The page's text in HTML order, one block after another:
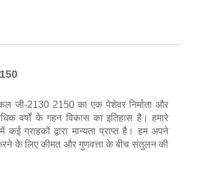
जी-2130 2150 का एक पेशेवर निर्माता और
वर्षों के गहन विकास का इतिहास है। हमारे
कई ग्राहकों द्वारा मान्यता प्राप्त है। हम अपने
करने के लिए कीमत और गुणवत्ता के बीच संतुलन की